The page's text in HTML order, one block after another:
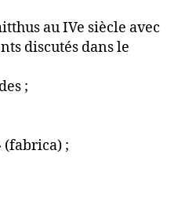
au IVe siècle avec
discutés dans le
;
(fabrica) ;